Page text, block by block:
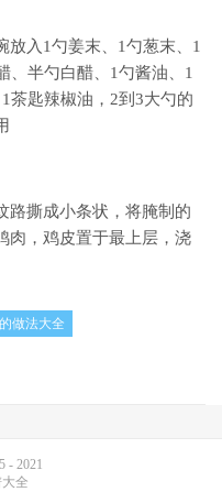
放入1勺姜末、1勺葱末、1
、半勺白醋、1勺酱油、1
茶匙辣椒油，2到3大勺的
路撕成小条状，将腌制的
肉，鸡皮置于最上层，浇
做法大全
- 2021
全